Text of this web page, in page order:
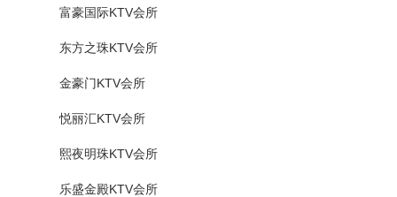
富豪国际KTV会所
东方之珠KTV会所
金豪门KTV会所
悦丽汇KTV会所
熙夜明珠KTV会所
乐盛金殿KTV会所